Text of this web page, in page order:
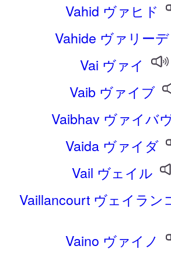
Vahid ヴァヒド
Vahide ヴァリーデ
Vai ヴァイ
Vaib ヴァイブ
Vaibhav ヴァイバ
Vaida ヴァイダ
Vail ヴェイル
Vaillancourt ヴェイラン
Vaino ヴァイノ